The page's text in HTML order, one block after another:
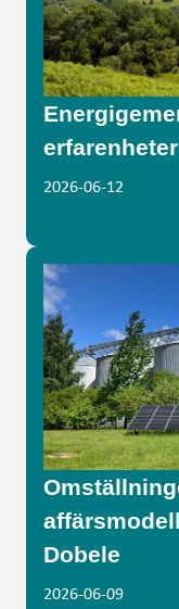
2026-06-12
Dobele
2026-06-09